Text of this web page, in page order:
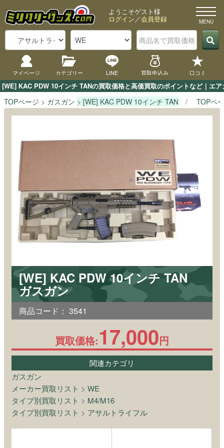
[WE] KAC PDW 10インチ TANの買取価格と高価買取のポイントなど｜エ
ようこそゲスト様
ログイン／会員登録
マイページ カテゴリー LINE 買取申込み 口コミ
TOPページ ガスガン [WE] KAC PDW 10インチ TAN TOPペ
[WE] KAC PDW 10インチ TAN
ガスガン
商品コード： 3541
買取価格:17,000円
関連カテゴリ
ガスガン
メーカー買取リスト > WE
タイプ別買取リスト > M4/M16
タイプ別買取リスト > アサルトライフル